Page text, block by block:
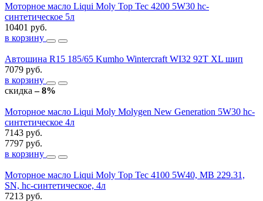
Моторное масло Liqui Moly Top Tec 4200 5W30 hc-
синтетическое 5л
10401 руб.
в корзину
Автошина R15 185/65 Kumho Wintercraft WI32 92T XL шип
7079 руб.
в корзину
скидка– 8%
Моторное масло Liqui Moly Molygen New Generation 5W30 hc-
синтетическое 4л
7143 руб.
7797 руб.
в корзину
Моторное масло Liqui Moly Top Tec 4100 5W40, MB 229.31,
SN, hc-синтетическое, 4л
7213 руб.